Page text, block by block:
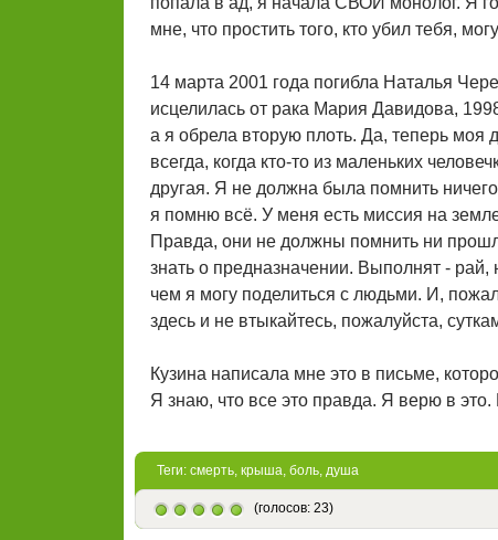
мне, что простить того, кто убил тебя,
14 марта 2001 года погибла Наталья
исцелилась от рака Мария Давидова,
а я обрела вторую плоть. Да, теперь моя
всегда, когда кто-то из маленьких
другая. Я не должна была помнить
я помню всё. У меня есть миссия на
Правда, они не должны помнить ни
знать о предназначении. Выполнят -
чем я могу поделиться с людьми. И,
здесь и не втыкайтесь, пожалуйста,
Кузина написала мне это в письме,
Я знаю, что все это правда. Я верю в
Теги: смерть, крыша, боль, душа
(голосов: 23)